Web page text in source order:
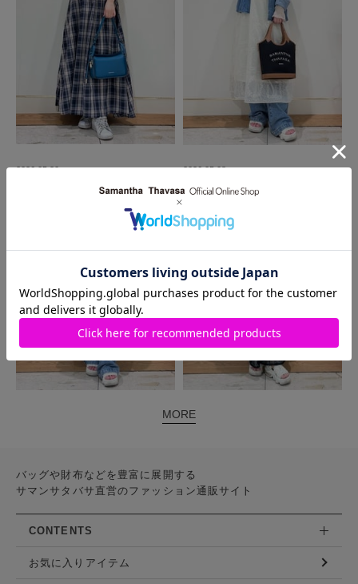
2026.05.20 2026.05.08
MORE
バッグや財布などを豊富に展開する
サマンサタバサ直営のファッション通販サイト
CONTENTS
お気に入りアイテム